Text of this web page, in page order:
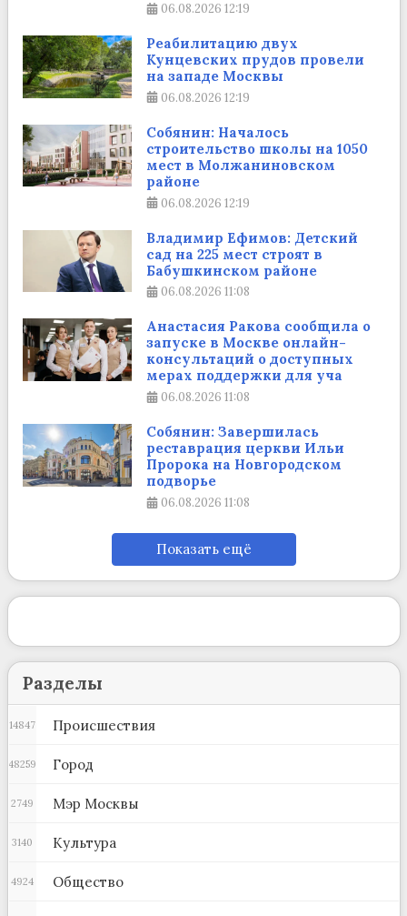
06.08.2026 12:19
Реабилитацию двух
Кунцевских прудов провели
на западе Москвы
06.08.2026 12:19
Собянин: Началось
строительство школы на 1050
мест в Молжаниновском
районе
06.08.2026 12:19
Владимир Ефимов: Детский
сад на 225 мест строят в
Бабушкинском районе
06.08.2026 11:08
Анастасия Ракова сообщила о
запуске в Москве онлайн-
консультаций о доступных
мерах поддержки для уча
06.08.2026 11:08
Собянин: Завершилась
реставрация церкви Ильи
Пророка на Новгородском
подворье
06.08.2026 11:08
Показать ещё
Разделы
Происшествия
14847
Город
48259
Мэр Москвы
2749
Культура
3140
Общество
4924